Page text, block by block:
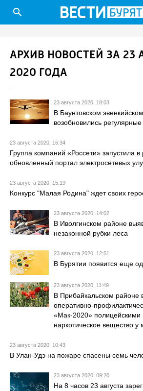
search
АРХИВ НОВОСТЕЙ ЗА 23
2020 ГОДА
23 августа 2020, 18:03
В Баунтовском
возобновились
23 августа 2020, 16:34
Группа компаний «Россети» запустила в
обновленный портал электросетевых
23 августа 2020, 15:19
Конкурс "Малая Родина" ждет своих
23 августа 2020, 14:02
В Иволгинском районе
незаконной рубки леса
23 августа 2020, 12:51
В Бурятии появится еще
23 августа 2020, 11:49
В Прибайкальском районе
оперативно-
«Мак-2020» полицейскими
наркотическое вещество у
23 августа 2020, 10:43
В Улан-Удэ на пожаре спасены семь
23 августа 2020, 09:20
На 8 часов 23 августа